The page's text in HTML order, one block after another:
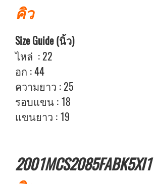
คิว
Size Guide (นิ้ว)
ไหล่ : 22
อก : 44
ความยาว : 25
รอบแขน : 18
แขนยาว : 19
2001MCS2085FABK5Xl1